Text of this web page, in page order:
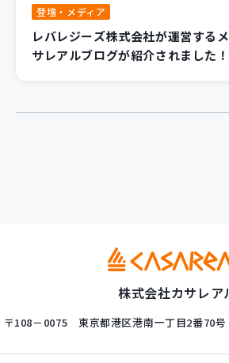
登壇・メディア
レバレジーズ株式会社が運営する
サレアルブログが紹介されました！
株式会社カサレア
〒108－0075 東京都港区港南一丁目2番70号